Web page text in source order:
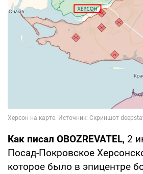
Как писал OBOZREVATEL, 2
Посад-Покровское
которое было в эпицентре